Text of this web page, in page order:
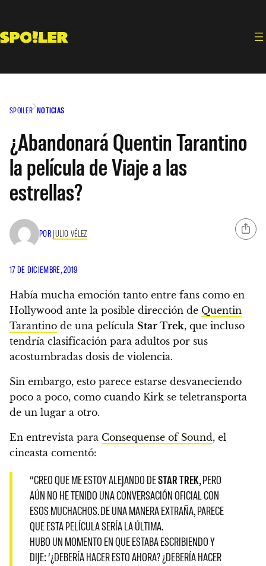
contenido
SPOILER NOTICIAS
¿Abandonará Quentin Tarantino
la película de Viaje a las
estrellas?
POR JULIO VÉLEZ
17 DE DICIEMBRE, 2019
Había mucha emoción tanto entre fans como en
Hollywood ante la posible dirección de Quentin
Tarantino de una película Star Trek, que incluso
tendría clasificación para adultos por sus
acostumbradas dosis de violencia.
Sin embargo, esto parece estarse desvaneciendo
poco a poco, como cuando Kirk se teletransporta
de un lugar a otro.
En entrevista para Consequense of Sound, el
cineasta comentó:
“CREO QUE ME ESTOY ALEJANDO DESTAR TREK, PERO
AÚN NO HE TENIDO UNA CONVERSACIÓN OFICIAL CON
ESOS MUCHACHOS. DE UNA MANERA EXTRAÑA, PARECE
QUE ESTA PELÍCULA SERÍA LA ÚLTIMA.
HUBO UN MOMENTO EN QUE ESTABA ESCRIBIENDO Y
DIJE: ‘¿DEBERÍA HACER ESTO AHORA? ¿DEBERÍA HACER